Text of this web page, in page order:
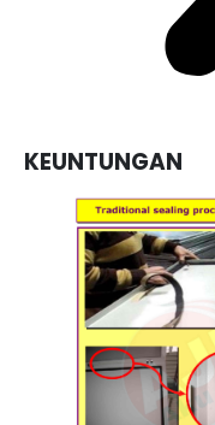
KEUNTUNGAN